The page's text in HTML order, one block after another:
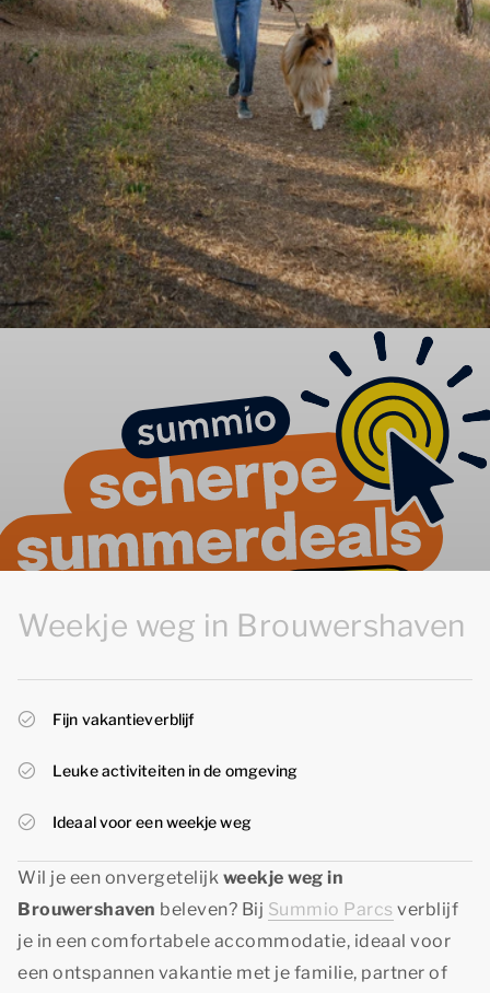
Weekje weg in Brouwershaven
Fijn vakantieverblijf
Leuke activiteiten in de omgeving
Ideaal voor een weekje weg
Wil je een onvergetelijk weekje weg in
Brouwershaven beleven? Bij Summio Parcs verblijf
je in een comfortabele accommodatie, ideaal voor
een ontspannen vakantie met je familie, partner of